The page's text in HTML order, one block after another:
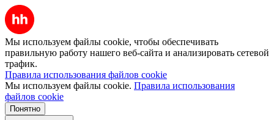
Мы используем файлы cookie, чтобы обеспечивать
правильную работу нашего веб-сайта и анализировать сетевой
трафик.
Правила использования файлов cookie
Мы используем файлы cookie. Правила использования
файлов cookie
Понятно